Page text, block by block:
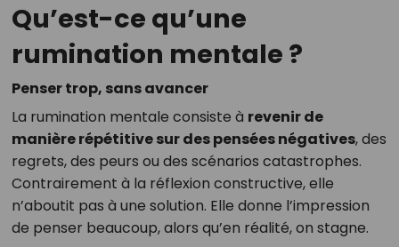
Qu’est-ce qu’une
rumination mentale ?
Penser trop, sans avancer
La rumination mentale consiste à revenir de
manière répétitive sur des pensées négatives, des
regrets, des peurs ou des scénarios catastrophes.
Contrairement à la réflexion constructive, elle
n’aboutit pas à une solution. Elle donne l’impression
de penser beaucoup, alors qu’en réalité, on stagne.